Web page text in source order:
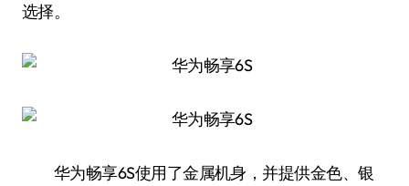
选择。
华为畅享6S使用了金属机身，并提供金色、银